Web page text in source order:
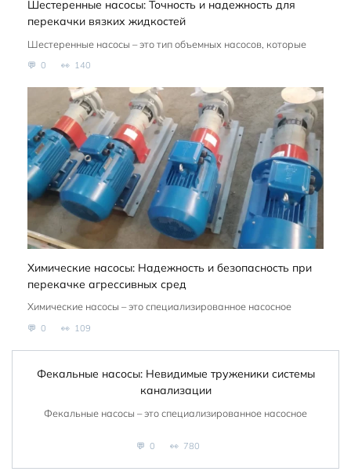
Шестеренные насосы: Точность и надежность для
перекачки вязких жидкостей
Шестеренные насосы – это тип объемных насосов, которые
0 140
Химические насосы: Надежность и безопасность при
перекачке агрессивных сред
Химические насосы – это специализированное насосное
0 109
Фекальные насосы: Невидимые труженики системы
канализации
Фекальные насосы – это специализированное насосное
0 780